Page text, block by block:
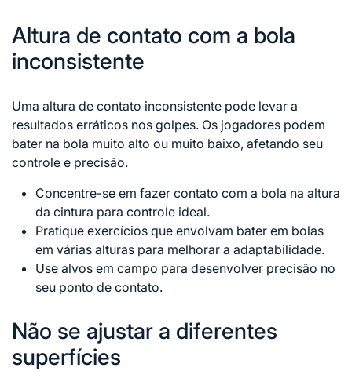
Altura de contato com a bola
inconsistente
Uma altura de contato inconsistente pode levar a
resultados erráticos nos golpes. Os jogadores podem
bater na bola muito alto ou muito baixo, afetando seu
controle e precisão.
Concentre-se em fazer contato com a bola na altura
da cintura para controle ideal.
Pratique exercícios que envolvam bater em bolas
em várias alturas para melhorar a adaptabilidade.
Use alvos em campo para desenvolver precisão no
seu ponto de contato.
Não se ajustar a diferentes
superfícies